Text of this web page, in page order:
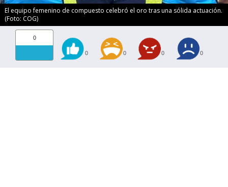
El equipo femenino de compuesto celebró el oro tras una sólida actuación.
(Foto: COG)
0
0 0 0 0